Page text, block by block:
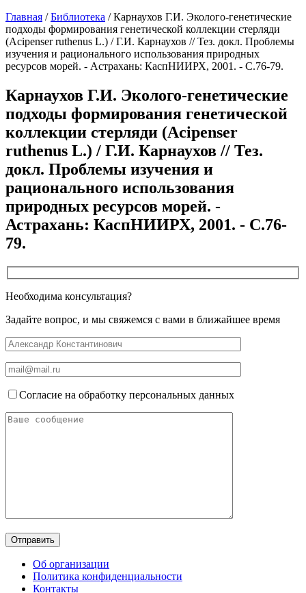
Главная /Библиотека /Карнаухов Г.И. Эколого-генетические
подходы формирования генетической коллекции стерляди
(Acipenser ruthenus L.) / Г.И. Карнаухов // Тез. докл. Проблемы
изучения и рационального использования природных
ресурсов морей. - Астрахань: КаспНИИРХ, 2001. - С.76-79.
Карнаухов Г.И. Эколого-генетические
подходы формирования генетической
коллекции стерляди (Acipenser
ruthenus L.) / Г.И. Карнаухов // Тез.
докл. Проблемы изучения и
рационального использования
природных ресурсов морей. -
Астрахань: КаспНИИРХ, 2001. - С.76-
79.
Необходима консультация?
Задайте вопрос, и мы свяжемся с вами в ближайшее время
Согласие на обработку персональных данных
Об организации
Политика конфиденциальности
Контакты